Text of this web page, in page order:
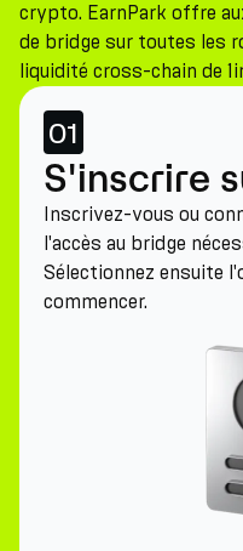
crypto. EarnPark offre
de bridge sur toutes les
liquidité cross-chain de
01
S'inscrire
Inscrivez-vous ou
l'accès au bridge
Sélectionnez ensuite
commencer.